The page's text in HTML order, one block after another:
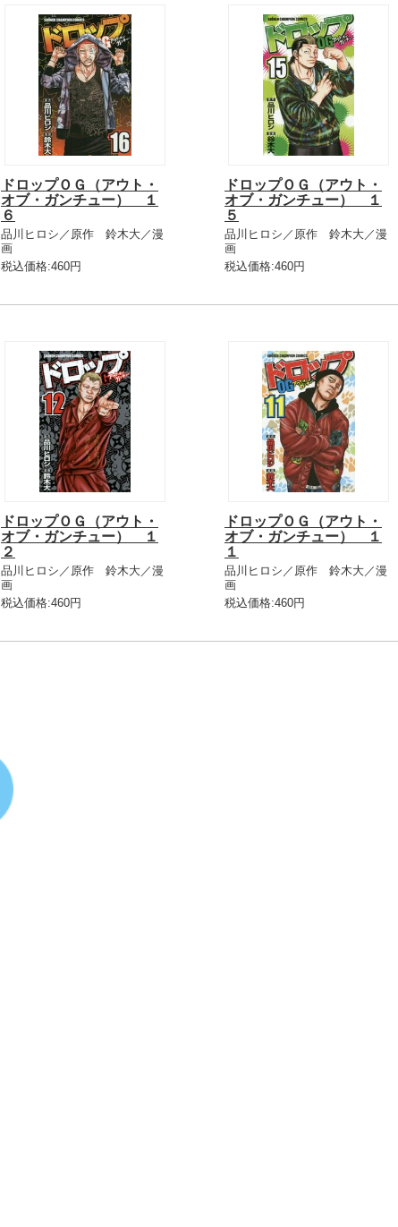
ドロップＯＧ（アウト・
オブ・ガンチュー） １
６
品川ヒロシ／原作 鈴木大／漫
画
税込価格:460円
ドロップＯＧ（アウト・
オブ・ガンチュー） １
５
品川ヒロシ／原作 鈴木大／漫
画
税込価格:460円
ドロップＯＧ（アウト・
オブ・ガンチュー） １
２
品川ヒロシ／原作 鈴木大／漫
画
税込価格:460円
ドロップＯＧ（アウト・
オブ・ガンチュー） １
１
品川ヒロシ／原作 鈴木大／漫
画
税込価格:460円